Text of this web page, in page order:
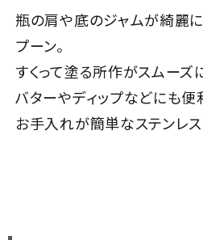
瓶の肩や底のジャムが綺麗
プーン。
すくって塗る所作がスムーズ
バターやディップなどにも便
お手入れが簡単なステンレス